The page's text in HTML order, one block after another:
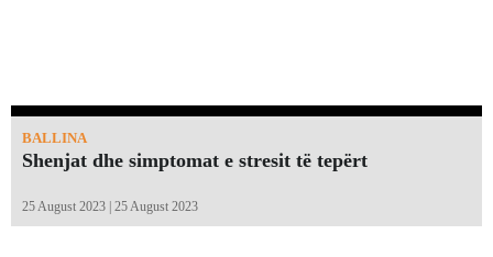
BALLINA
Shenjat dhe simptomat e stresit të tepërt
25 August 2023 | 25 August 2023